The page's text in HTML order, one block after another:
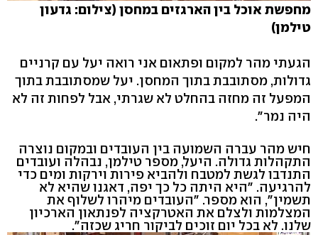
מחפשת אוכל בין הארגזים במחסן (צילום: גדעון
טילמן)
הגעתי מהר למקום ופתאום אני רואה יעל עם קרניים
גדולות, מסתובבת בתוך המחסן. יעל שמסתובבת בתוך
המפעל זה מחזה בהחלט לא שגרתי, אבל לפחות זה לא
היה נמר".
חיש מהר עברה השמועה בין העובדים ובמקום נוצרה
התקהלות גדולה. היעל, מספר טילמן, נבהלה ועובדים
התנדבו לגשת למטבח ולהביא פירות וירקות ומים כדי
להרגיעה. "היא היתה כל כך יפה, דאגנו שהיא לא
תשמין", הוא מספר. "העובדים מיהרו לשלוף את
המצלמות ולצלם את האטרקציה לפנתאון הארכיון
שלנו. לא בכל יום זוכים לביקור חריג שכזה".